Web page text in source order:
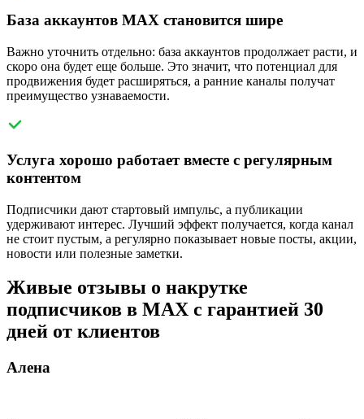
База аккаунтов MAX становится шире
Важно уточнить отдельно: база аккаунтов продолжает расти, и
скоро она будет еще больше. Это значит, что потенциал для
продвижения будет расширяться, а ранние каналы получат
преимущество узнаваемости.
Услуга хорошо работает вместе с регулярным
контентом
Подписчики дают стартовый импульс, а публикации
удерживают интерес. Лучший эффект получается, когда канал
не стоит пустым, а регулярно показывает новые посты, акции,
новости или полезные заметки.
Живые отзывы о накрутке
подписчиков в MAX с гарантией 30
дней от клиентов
Алена